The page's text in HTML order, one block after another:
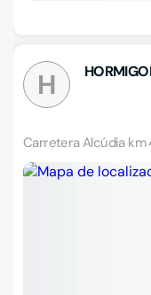
H
Carretera Alcúdia km